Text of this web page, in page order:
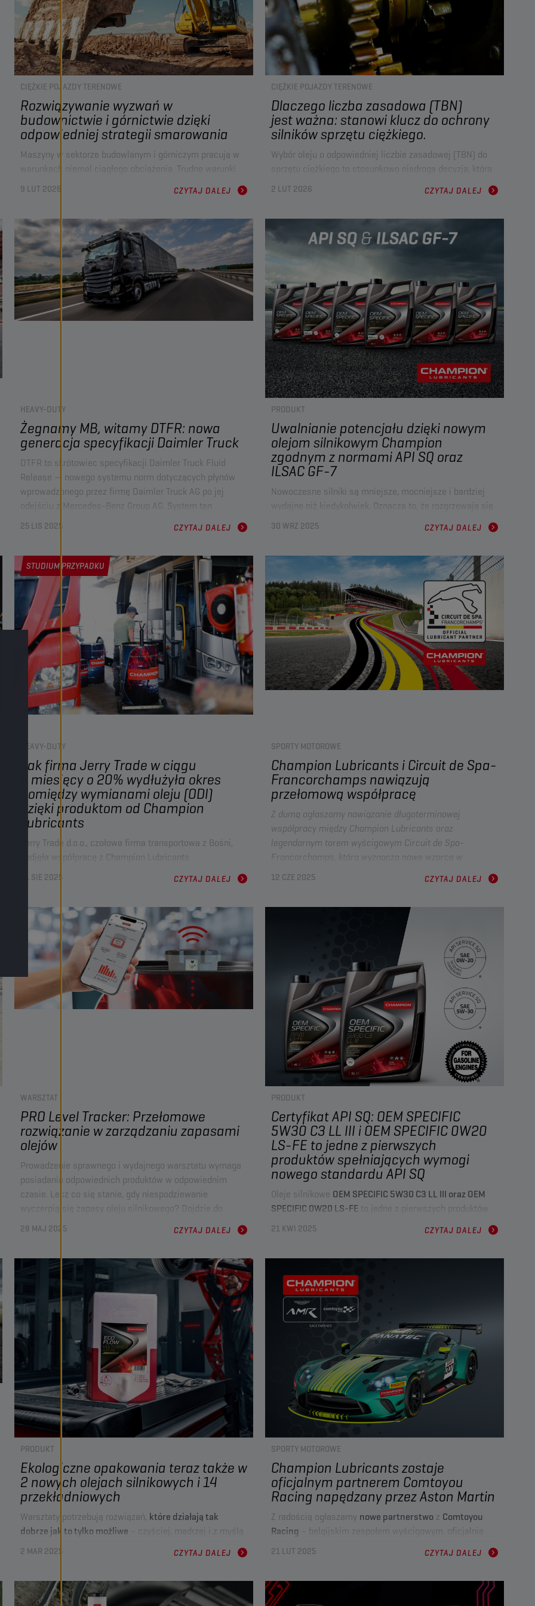
CIĘŻKIE POJAZDY TERENOWE
Rozwiązywanie wyzwań w
budownictwie i górnictwie dzięki
odpowiedniej strategii smarowania
Maszyny w sektorze budowlanym i górniczym pracują w
warunkach niemal ciągłego obciążenia. Trudne warunki
pracy, ciągłe cykle robocze i coraz bardziej złożone
systemy wymagają olejów równie wytrzymałych jak sama
oleju oraz dobrze zaplanowana strategia płynów
eksploatacyjnych mają kluczowe znaczenie dla
sprostania ciągłym wyzwaniom związanym z
utrzymaniem flot w bezpiecznym stanie, przy zachowaniu
opłacalności i wysokiej produktywności.
9 LUT 2026 CZYTAJ DALEJ
CIĘŻKIE POJAZDY TERENOWE
Dlaczego liczba zasadowa (TBN)
jest ważna: stanowi klucz do ochrony
silników sprzętu ciężkiego.
Wybór oleju o odpowiedniej liczbie zasadowej (TBN) do
sprzętu ciężkiego to stosunkowo niedroga decyzja, która
jednak może mieć znaczący wpływ na cały cykl
eksploatacji maszyny. Johan Van Hove, Menedżer
ograniczenia zużycia, przestojów oraz kosztów
2 LUT 2026 CZYTAJ DALEJ
HEAVY-DUTY
Żegnamy MB, witamy DTFR: nowa
generacja specyfikacji Daimler Truck
DTFR to skrótowiec specyfikacji Daimler Truck Fluid
Release — nowego systemu norm dotyczących płynów
wprowadzonego przez firmę Daimler Truck AG po jej
odejściu z Mercedes-Benz Group AG. System ten
zastępuje starsze specyfikacje grupy Mercedes-Benz i
wprowadza nową nomenklaturę z unikalnymi kodami,
25 LIS 2025 CZYTAJ DALEJ
PRODUKT
Uwalnianie potencjału dzięki nowym
olejom silnikowym Champion
zgodnym z normami API SQ oraz
ILSAC GF-7
Nowoczesne silniki są mniejsze, mocniejsze i bardziej
wydajne niż kiedykolwiek. Oznacza to, że rozgrzewają się
one do wyższych temperatur i stanowią większe
wyzwanie dla olejów. Aby sprostać tym wyzwaniom, w
firma Champion Lubricants zaktualizowała już swoją
gamę OEM SPECIFIC, aby spełnić ich wymagania.
W tym artykule wyjaśniono, co oznaczają te nowe normy,
co się zmienia w porównaniu z API SP / ILSAC GF-6 oraz
w jaki sposób oleje silnikowe firmy Champion mogą
pomóc w warsztacie.
30 WRZ 2025 CZYTAJ DALEJ
STUDIUM PRZYPADKU
HEAVY-DUTY
Jak firma Jerry Trade w ciągu
6 miesięcy o 20% wydłużyła okres
pomiędzy wymianami oleju (ODI)
dzięki produktom od Champion
Lubricants
Jerry Trade d.o.o., czołowa firma transportowa z Bośni,
podjęła współpracę z Champion Lubricants
i dystrybutorem Lager d.o.o., chcąc zmienić strategię
obsługi floty. Przechodząc na oleje do ciężkich
20% dłuższe okresy pomiędzy wymianami oleju (ODI)
rozwiązała problemy ze zużyciem olejuizwiększyła
ochronę silnikóww całej wielobranżowej flocie.
21 SIE 2025 CZYTAJ DALEJ
SPORTY MOTOROWE
Champion Lubricants i Circuit de Spa-
Francorchamps nawiązują
przełomową współpracę
Z dumą ogłaszamy nawiązanie długoterminowej
współpracy między Champion Lubricants oraz
legendarnym torem wyścigowym Circuit de Spa-
Francorchamps, która wyznacza nowe wzorce w
dziedzinie osiągów, innowacyjności i wspólnego
12 CZE 2025 CZYTAJ DALEJ
WARSZTAT
PRO Level Tracker: Przełomowe
rozwiązanie w zarządzaniu zapasami
olejów
Prowadzenie sprawnego i wydajnego warsztatu wymaga
posiadania odpowiednich produktów w odpowiednim
czasie. Lecz co się stanie, gdy niespodziewanie
wyczerpią się zapasy oleju silnikowego? Dojdzie do
przestojów, opóźnień w realizacji usług i niezadowolenia
Champion Lubricantswe
Level Tracker
– rewolucyjny system monitorowania
olejów stworzony, aby umożliwić nieprzerwaną pracę
warsztatów.
28 MAJ 2025 CZYTAJ DALEJ
PRODUKT
Certyfikat API SQ: OEM SPECIFIC
5W30 C3 LL III i OEM SPECIFIC 0W20
LS-FE to jedne z pierwszych
produktów spełniających wymogi
nowego standardu API SQ
Oleje silnikowe OEM SPECIFIC 5W30 C3 LL III oraz OEM
SPECIFIC 0W20 LS-FE to jedne z pierwszych produktów
certyfikowanych w
który zastępuje API SP jako czołową specyfikację dla
Po wprowadzeniu nowej kategorii serwisowej
firma Champion przeciera nowe szlaki, uzyskując licencję
dla dwóch swoich olejów silnikowych klasy premium:
OEM SPECIFIC 5W30 C3 LL IIIiOEM SPECIFIC 0W20 LS-
21 KWI 2025 CZYTAJ DALEJ
PRODUKT
Ekologiczne opakowania teraz także w
2 nowych olejach silnikowych i 14
przekładniowych
Warsztaty potrzebują rozwiązań, które działają tak
dobrze jak to tylko możliwe – czyściej, mądrzej i z myślą
o przyszłości. Właśnie dlatego
rozszerzamy naszą gamę
, która obejmie terazponad 35
manualnych i automatycznych skrzyń biegów. Dzięki
90% mniejszej ilości odpadów z tworzyw sztucznych,
2 MAR 2025 CZYTAJ DALEJ
SPORTY MOTOROWE
Champion Lubricants zostaje
oficjalnym partnerem Comtoyou
Racing napędzany przez Aston Martin
Z radością ogłaszamy nowe partnerstwo z Comtoyou
Racing – belgijskim zespołem wyścigowym, oficjalnie
wspieranym przez
i mającym
JakoOficjalny Partner Smarny,Championwspomoże
zespół w osiąganiu najwyższej wydajności na torze,
21 LUT 2025 CZYTAJ DALEJ